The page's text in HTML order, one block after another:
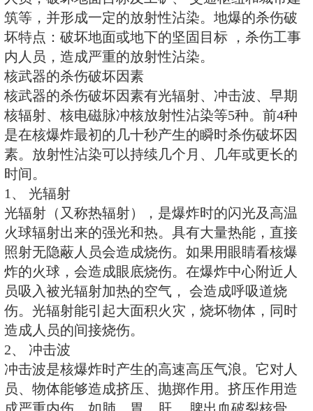
弹由飞机空投，制成炮弹由火炮发
地雷、鱼雷等。
核武器的爆炸方式有空中爆炸、地
种。不同的爆炸方式，其杀伤破坏
的。其共同特点是依次出现闪光、
蘑菇状烟云。 空爆的杀伤破坏特
人员，破坏地面目标及工矿、 交
筑等，并形成一定的放射性沾染。
坏特点：破坏地面或地下的坚固目
内人员，造成严重的放射性沾染。
核武器的杀伤破坏因素
核武器的杀伤破坏因素有光辐射、
核辐射、核电磁脉冲核放射性沾染
是在核爆炸最初的几十秒产生的瞬
素。放射性沾染可以持续几个月、